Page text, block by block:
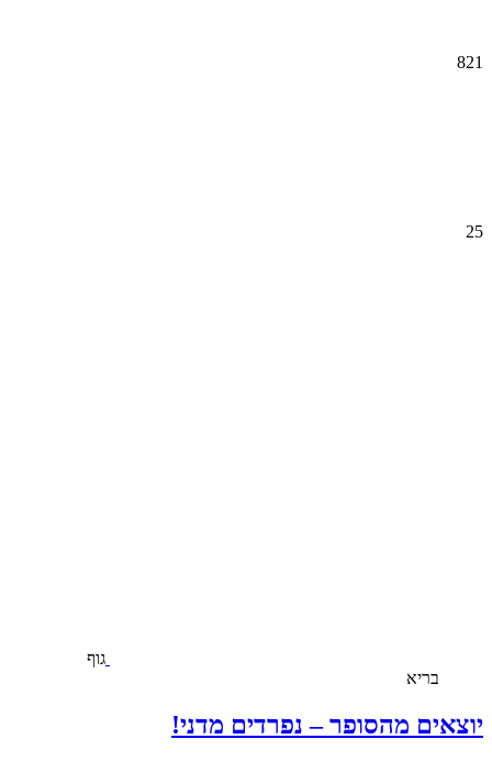
821
25
גוף
בריא
יוצאים מהסופר – נפרדים מדני!